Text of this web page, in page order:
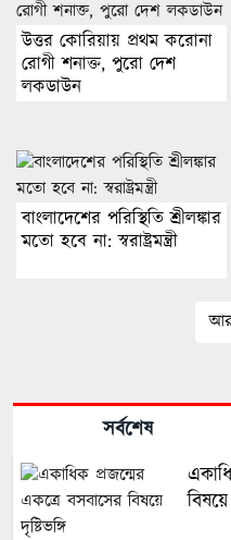
উত্তর কোরিয়ায় প্রথম করোনা
রোগী শনাক্ত, পুরো দেশ
লকডাউন
বাংলাদেশের পরিস্থিতি শ্রীলঙ্কার
মতো হবে না: স্বরাষ্ট্রমন্ত্রী
সর্বশেষ
বিষয়ে